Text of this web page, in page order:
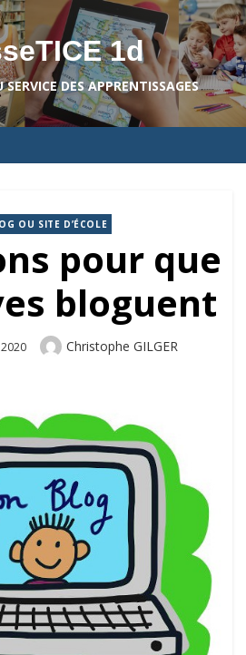
1d
DES APPRENTISSAGES
OU SITE D’ÉCOLE
pour que
bloguent
Author
Christophe GILGER